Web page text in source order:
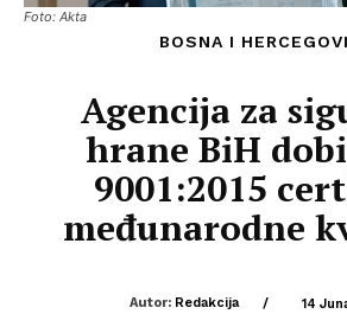
Foto: Akta
BOSNA I
Agencija za
hrane BiH
9001:2015
međunarodne
Autor: Redakcija / 14